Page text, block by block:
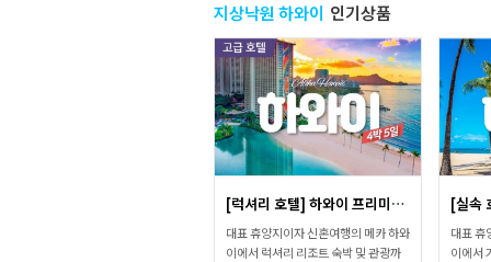
지상낙원 하와이 인기상품
[럭셔리 호텔] 하와이 프리미엄 패...
대표 휴양지이자 신혼여행의 메카 하와
이에서 럭셔리 리조트 숙박 및 관광까
대표 휴
이에서